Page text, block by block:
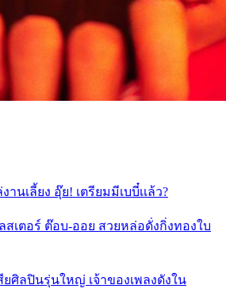
นเลี้ยง อุ๊ย! เตรียมมีเบบี๋เเล้ว?
สเตอร์ ต๊อบ-ออย สวยหล่อดั่งกิ่งทองใบ
ยศิลปินรุ่นใหญ่ เจ้าของเพลงดังใน